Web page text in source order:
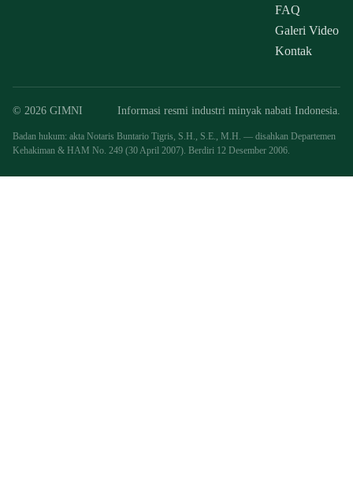
FAQ
Galeri Video
Kontak
© 2026 GIMNI Informasi resmi industri minyak nabati Indonesia.
Badan hukum: akta Notaris Buntario Tigris, S.H., S.E., M.H. — disahkan Departemen
Kehakiman & HAM No. 249 (30 April 2007). Berdiri 12 Desember 2006.